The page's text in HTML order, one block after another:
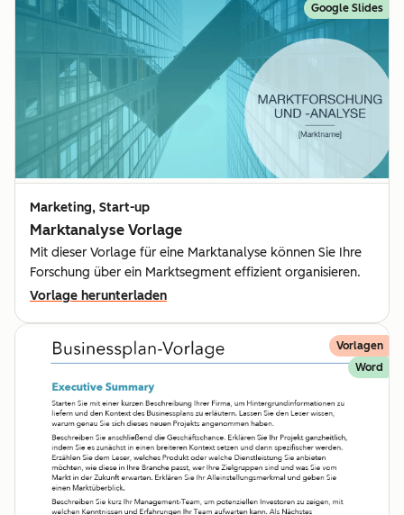
Google Slides
Marketing, Start-up
Marktanalyse Vorlage
Mit dieser Vorlage für eine Marktanalyse können Sie Ihre
Forschung über ein Marktsegment effizient organisieren.
Vorlage herunterladen
Vorlagen
Word